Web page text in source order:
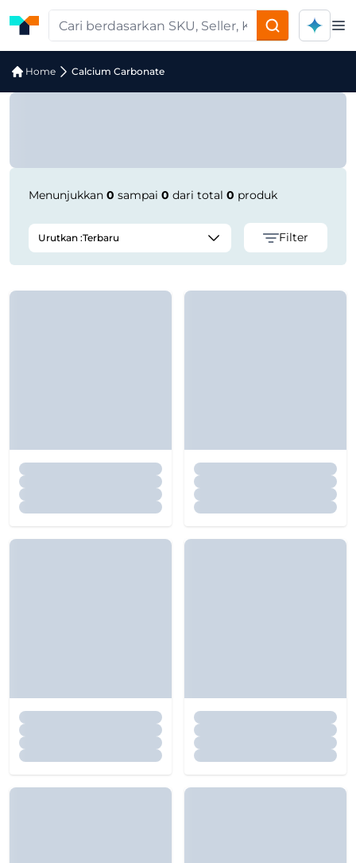
Home Calcium Carbonate
Jual Calcium Carbonate | Supplier
Menunjukkan 0 sampai 0 dari total 0 produk
Urutkan :Terbaru Filter